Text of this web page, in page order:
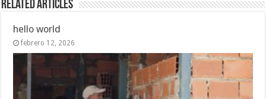
Related Articles
hello world
febrero 12, 2026